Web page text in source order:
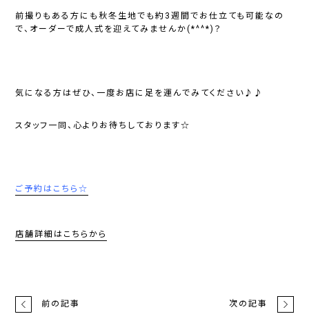
前撮りもある方にも秋冬生地でも約3週間でお仕立ても可能なの
で、オーダーで成人式を迎えてみませんか(*^^*)？
気になる方はぜひ、一度お店に足を運んでみてください♪♪
スタッフ一同、心よりお待ちしております☆
ご予約はこちら☆
店舗詳細はこちらから
前の記事 次の記事